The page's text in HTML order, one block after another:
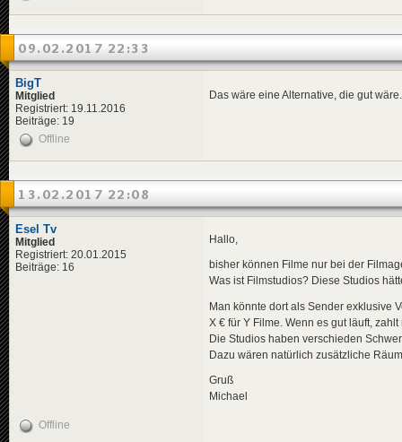
09.02.2017 22:33
BigT
Mitglied
Registriert: 19.11.2016
Beiträge: 19
Das wäre eine Alternative, die gut
Offline
13.02.2017 22:08
Esel Tv
Mitglied
Registriert: 20.01.2015
Beiträge: 16
Hallo,
bisher können Filme nur bei der
Was ist Filmstudios? Diese Studios
Man könnte dort als Sender exklusive
X € für Y Filme. Wenn es gut läuft,
Die Studios haben verschieden
Dazu wären natürlich zusätzliche
Gruß
Michael
Offline